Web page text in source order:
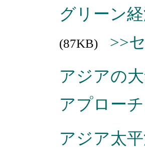
グリーン
(87KB)
>>
アジアの
アプロー
アジア太